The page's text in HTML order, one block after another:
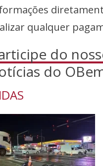
qualquer
do
do